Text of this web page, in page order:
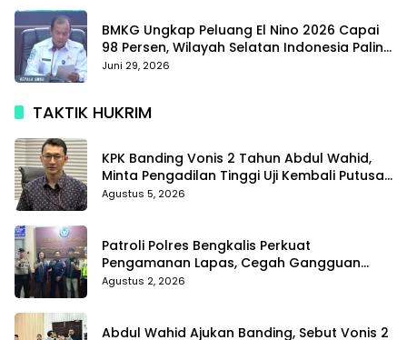
BMKG Ungkap Peluang El Nino 2026 Capai
98 Persen, Wilayah Selatan Indonesia Paling
Terdampak
Juni 29, 2026
TAKTIK HUKRIM
KPK Banding Vonis 2 Tahun Abdul Wahid,
Minta Pengadilan Tinggi Uji Kembali Putusan
Tipikor
Agustus 5, 2026
Patroli Polres Bengkalis Perkuat
Pengamanan Lapas, Cegah Gangguan
Kamtib Sejak Dini
Agustus 2, 2026
Abdul Wahid Ajukan Banding, Sebut Vonis 2